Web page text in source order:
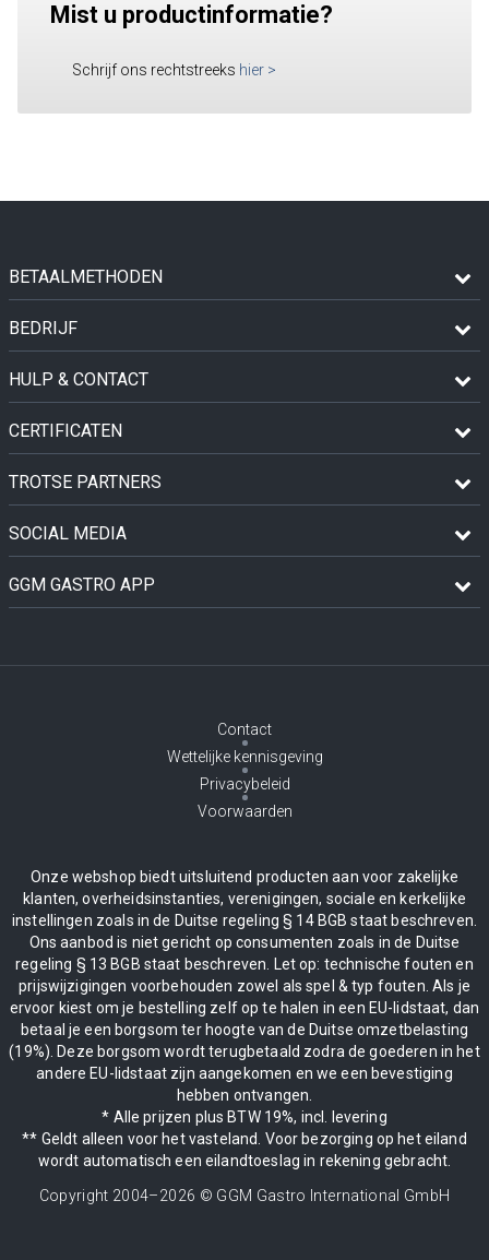
Mist u productinformatie?
Schrijf ons rechtstreeks hier >
BETAALMETHODEN
BEDRIJF
HULP & CONTACT
CERTIFICATEN
TROTSE PARTNERS
SOCIAL MEDIA
GGM GASTRO APP
Contact
Wettelijke kennisgeving
Privacybeleid
Voorwaarden
Onze webshop biedt uitsluitend producten aan voor zakelijke
klanten, overheidsinstanties, verenigingen, sociale en kerkelijke
instellingen zoals in de Duitse regeling § 14 BGB staat beschreven.
Ons aanbod is niet gericht op consumenten zoals in de Duitse
regeling § 13 BGB staat beschreven. Let op: technische fouten en
prijswijzigingen voorbehouden zowel als spel & typ fouten. Als je
ervoor kiest om je bestelling zelf op te halen in een EU-lidstaat, dan
betaal je een borgsom ter hoogte van de Duitse omzetbelasting
(19%). Deze borgsom wordt terugbetaald zodra de goederen in het
andere EU-lidstaat zijn aangekomen en we een bevestiging
hebben ontvangen.
* Alle prijzen plus BTW 19%, incl. levering
** Geldt alleen voor het vasteland. Voor bezorging op het eiland
wordt automatisch een eilandtoeslag in rekening gebracht.
Copyright 2004–2026 © GGM Gastro International GmbH